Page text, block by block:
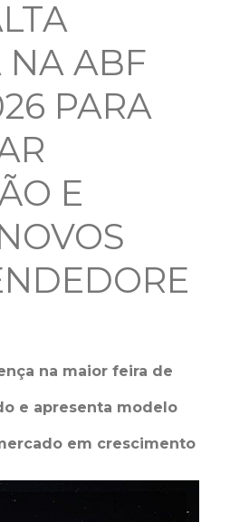
NA ABF
PARA
E
na maior feira de
e apresenta modelo
em crescimento